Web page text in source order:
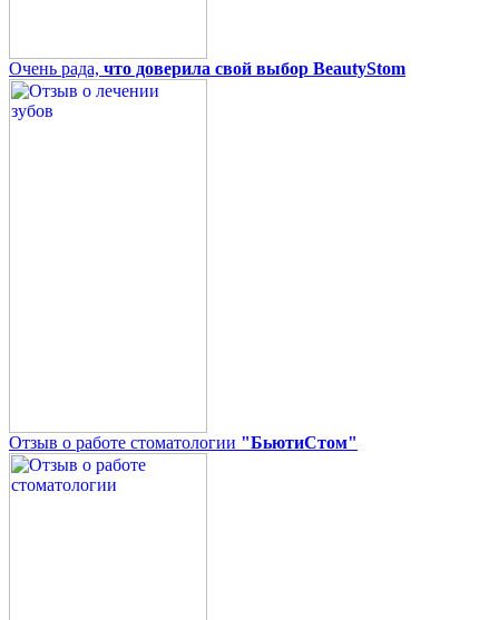
Очень рада, что доверила свой выбор BeautyStom
Отзыв о работе стоматологии "БьютиСтом"